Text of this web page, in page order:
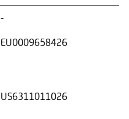
-
EU0009658426
US6311011026